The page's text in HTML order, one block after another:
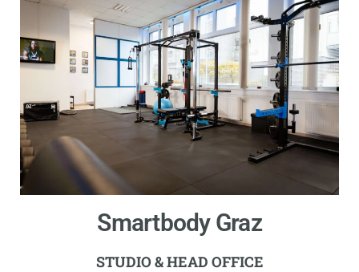
Smartbody Graz
STUDIO & HEAD OFFICE